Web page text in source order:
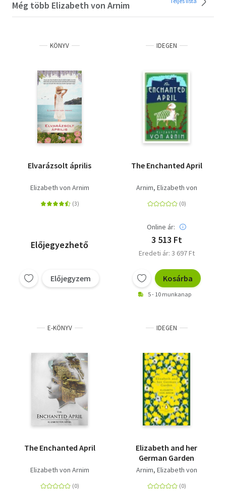
Még több Elizabeth von Arnim
KÖNYV
Elvarázsolt április
Elizabeth von Arnim
Előjegyezhető
Előjegyzem
IDEGEN
The Enchanted April
Arnim, Elizabeth von
Online ár:
3 513 Ft
Eredeti ár: 3 697 Ft
Kosárba
5 - 10 munkanap
E-KÖNYV
The Enchanted April
Elizabeth von Arnim
IDEGEN
Elizabeth and her
German Garden
Arnim, Elizabeth von